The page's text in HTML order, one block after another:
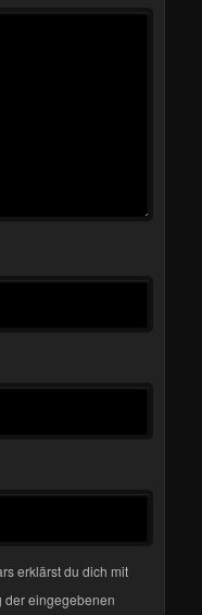
erklärst du dich mit
der eingegebenen